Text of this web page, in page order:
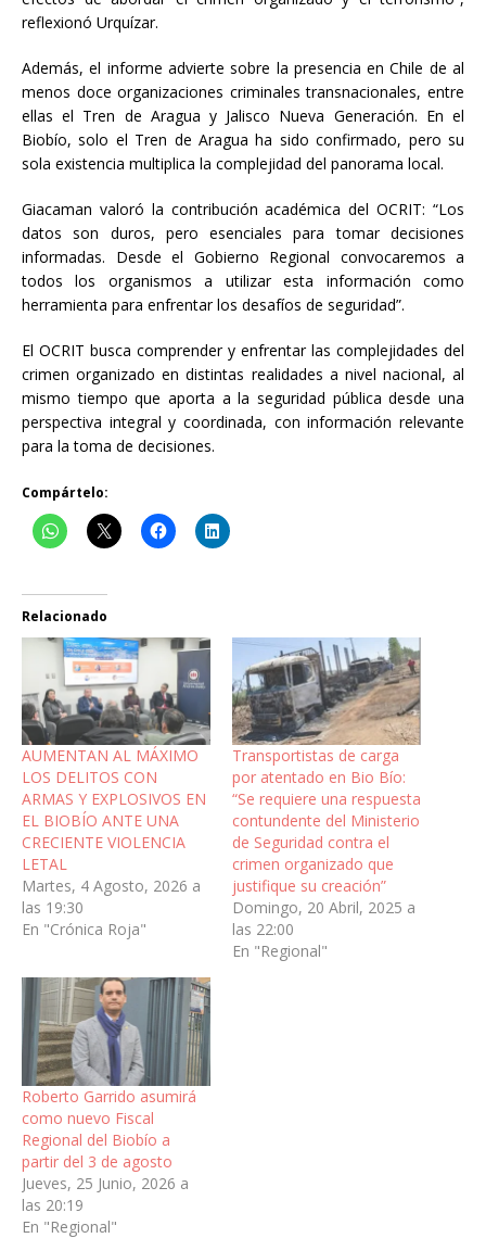
reflexionó Urquízar.
Además, el informe advierte sobre la presencia en Chile de al
menos doce organizaciones criminales transnacionales, entre
ellas el Tren de Aragua y Jalisco Nueva Generación. En el
Biobío, solo el Tren de Aragua ha sido confirmado, pero su
sola existencia multiplica la complejidad del panorama local.
Giacaman valoró la contribución académica del OCRIT: “Los
datos son duros, pero esenciales para tomar decisiones
informadas. Desde el Gobierno Regional convocaremos a
todos los organismos a utilizar esta información como
herramienta para enfrentar los desafíos de seguridad”.
El OCRIT busca comprender y enfrentar las complejidades del
crimen organizado en distintas realidades a nivel nacional, al
mismo tiempo que aporta a la seguridad pública desde una
perspectiva integral y coordinada, con información relevante
para la toma de decisiones.
Compártelo:
Relacionado
AUMENTAN AL MÁXIMO
LOS DELITOS CON
ARMAS Y EXPLOSIVOS EN
EL BIOBÍO ANTE UNA
CRECIENTE VIOLENCIA
LETAL
Martes, 4 Agosto, 2026 a
las 19:30
En "Crónica Roja"
Transportistas de carga
por atentado en Bio Bío:
“Se requiere una respuesta
contundente del Ministerio
de Seguridad contra el
crimen organizado que
justifique su creación”
Domingo, 20 Abril, 2025 a
las 22:00
En "Regional"
Roberto Garrido asumirá
como nuevo Fiscal
Regional del Biobío a
partir del 3 de agosto
Jueves, 25 Junio, 2026 a
las 20:19
En "Regional"